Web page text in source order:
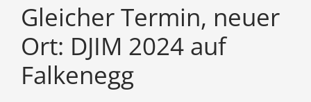
Gleicher Termin, neuer
Ort: DJIM 2024 auf
Falkenegg